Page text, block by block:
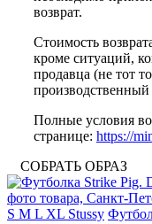
возврат.
Стоимость
кроме ситуаций,
продавца (не тот
производственный
Полные условия
странице: https://
СОБРАТЬ ОБРАЗ
S M L XL Stussy